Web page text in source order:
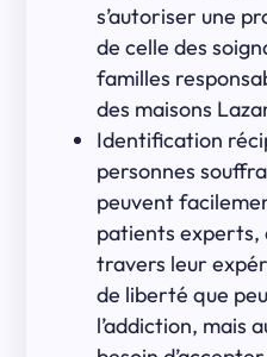
s’autoriser une
de celle des
familles
des maisons
Identification
personnes
peuvent
patients experts,
travers leur
de liberté que
l’addiction, mais